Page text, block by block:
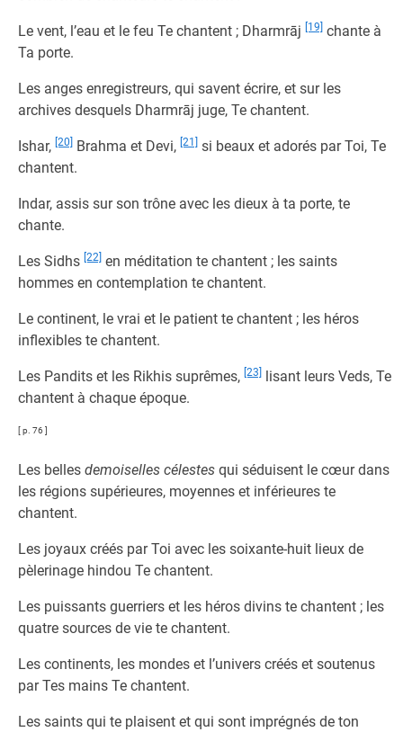
Le vent, l’eau et le feu Te chantent ; Dharmrāj [19] chante à
Ta porte.
Les anges enregistreurs, qui savent écrire, et sur les
archives desquels Dharmrāj juge, Te chantent.
Ishar, [20] Brahma et Devi, [21]
si beaux et adorés par Toi, Te
chantent.
Indar, assis sur son trône avec les dieux à ta porte, te
chante.
Les Sidhs [22] en méditation te chantent ; les saints
hommes en contemplation te chantent.
Le continent, le vrai et le patient te chantent ; les héros
inflexibles te chantent.
Les Pandits et les Rikhis suprêmes, [23]
lisant leurs Veds, Te
chantent à chaque époque.
[ p. 76 ]
Les belles demoiselles célestes qui séduisent le cœur dans
les régions supérieures, moyennes et inférieures te
chantent.
Les joyaux créés par Toi avec les soixante-huit lieux de
pèlerinage hindou Te chantent.
Les puissants guerriers et les héros divins te chantent ; les
quatre sources de vie te chantent.
Les continents, les mondes et l’univers créés et soutenus
par Tes mains Te chantent.
Les saints qui te plaisent et qui sont imprégnés de ton